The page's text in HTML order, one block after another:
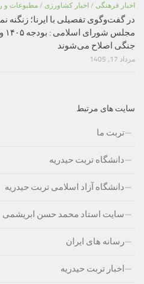
اخبار فرهنگی / اخبار کشاورزی / مطبوعات و
در گفت‌وگوی تفصیلی با ایرنا؛ زنگنه
جنگی اصلاح می‌شوند
مرداد 17, 1405
سایت های مرتبط
تربت ما
دانشگاه تربت حیدریه
دانشگاه آزاد اسلامی تربت حیدریه
سایت استاد محمد حسن ابریشمی
رسانه های ایران
اخبار تربت حیدریه